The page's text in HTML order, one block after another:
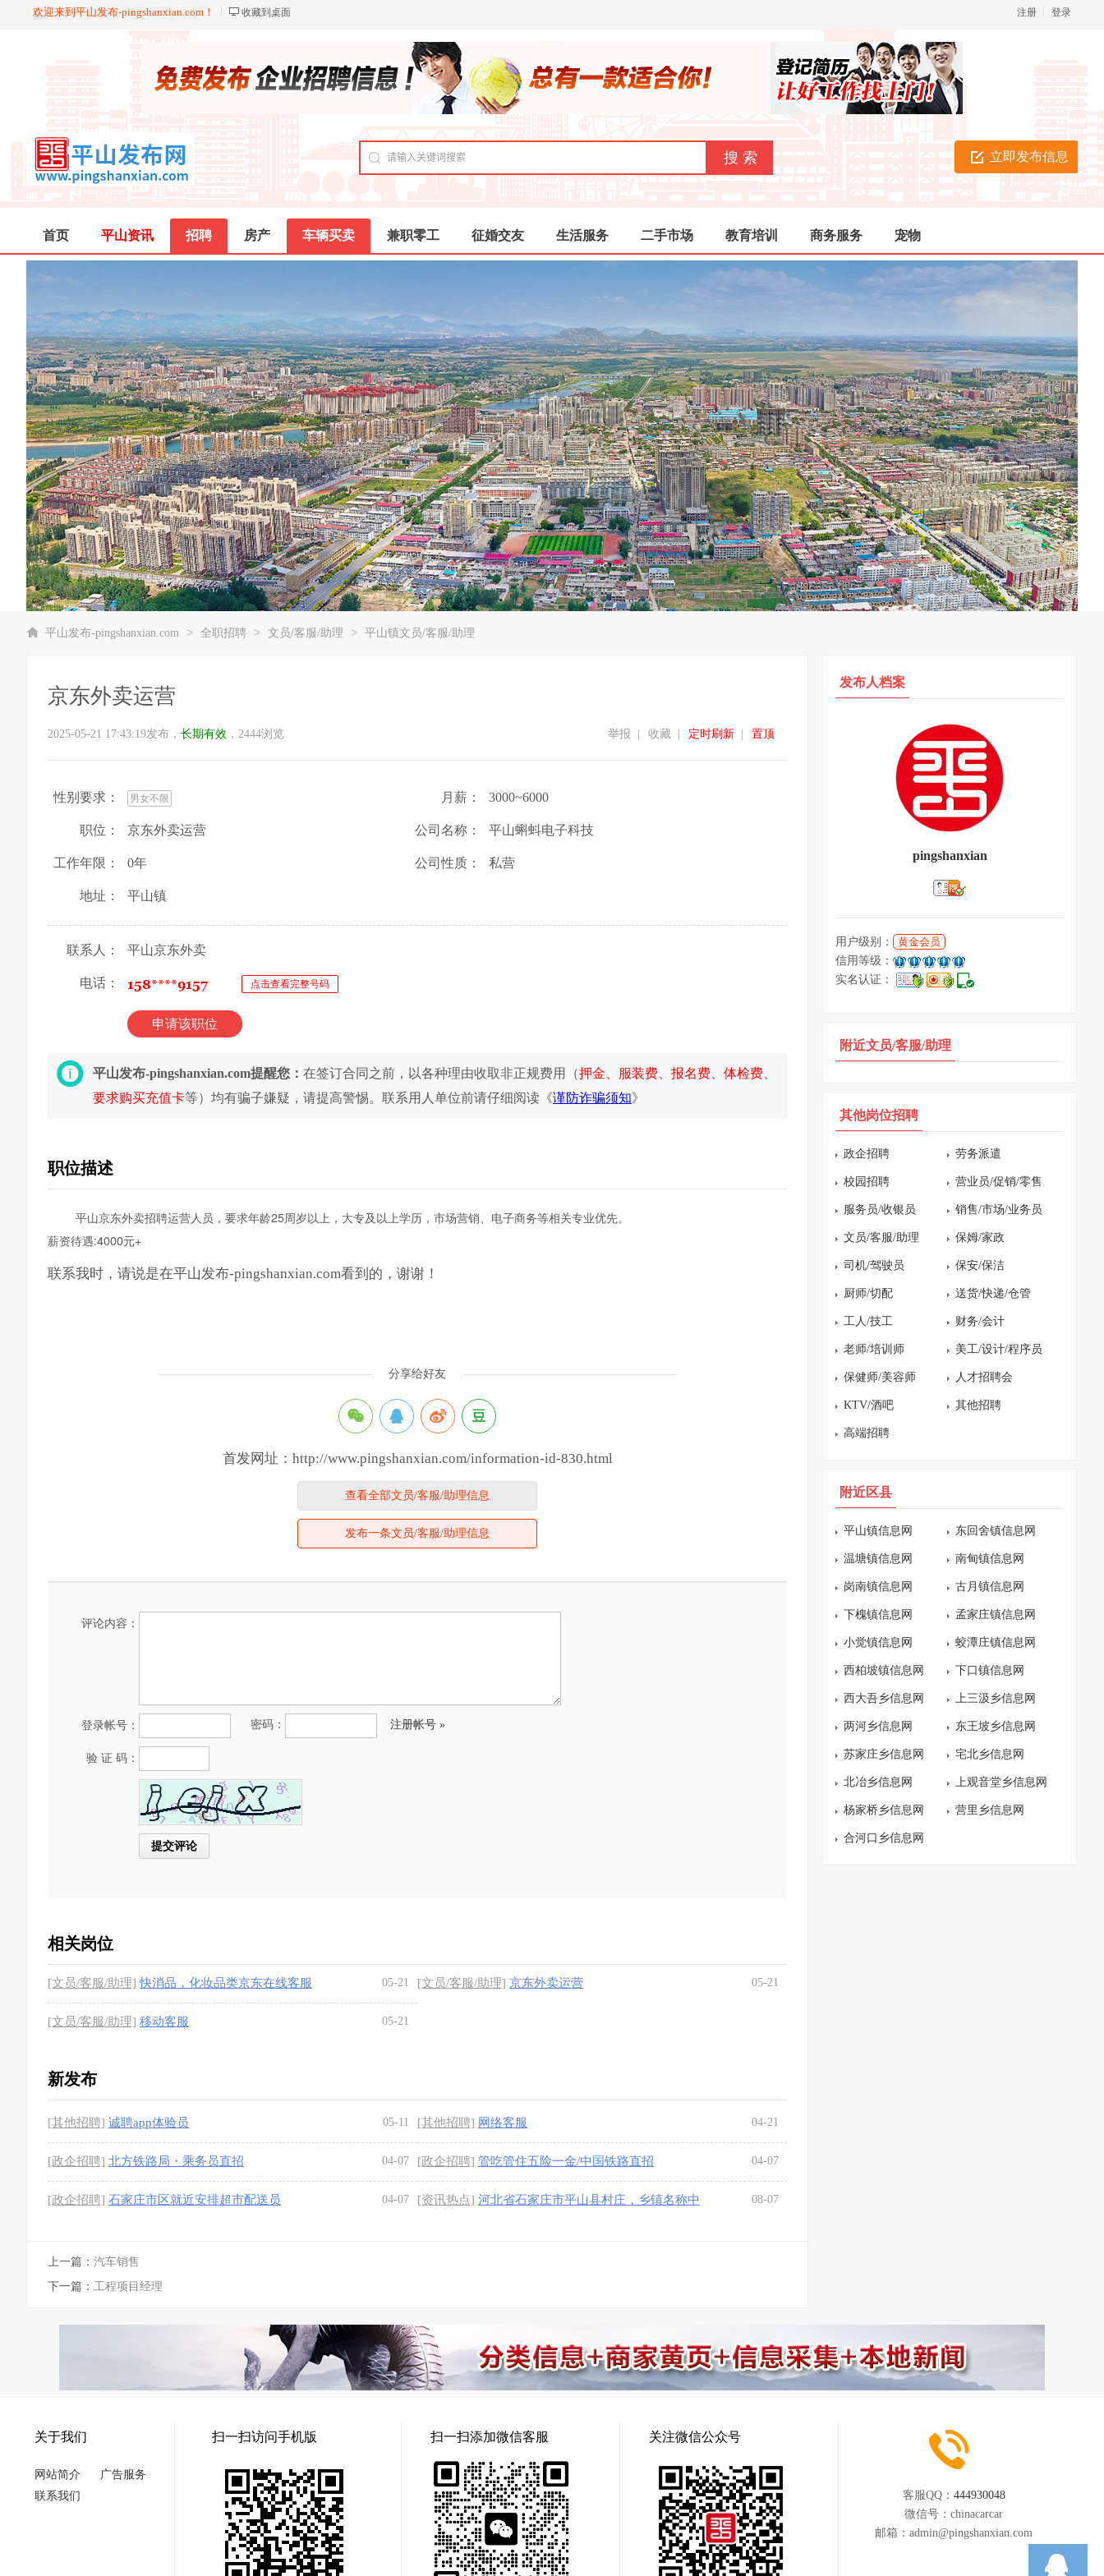
欢迎来到平山发布-pingshanxian.com！ 收藏到桌面 登录
注册
立即发布信息
首页 平山资讯 招聘 房产 车辆买卖 兼职零工 征婚交友 生活服务 二手市场 教育培训 商务服务 宠物
平山发布-pingshanxian.com > 全职招聘 > 文员/客服/助理 > 平山镇文员/客服/助理
京东外卖运营
2025-05-21 17:43:19发布， 长期有效 ，2444浏览 置顶
定时刷新
收藏
举报
性别要求： 男女不限 月薪： 3000~6000
职位： 京东外卖运营 公司名称： 平山蝌蚪电子科技
工作年限： 0年 公司性质： 私营
地址： 平山镇
联系人： 平山京东外卖
电话： 点击查看完整号码
申请该职位
平山发布-pingshanxian.com提醒您： 在签订合同之前，以各种理由收取非正规费用（押金、服装费、报名费、体检费、
要求购买充值卡等）均有骗子嫌疑，请提高警惕。联系用人单位前请仔细阅读《谨防诈骗须知》
职位描述
平山京东外卖招聘运营人员，要求年龄25周岁以上，大专及以上学历，市场营销、电子商务等相关专业优先。
薪资待遇:4000元+
联系我时，请说是在平山发布-pingshanxian.com看到的，谢谢！
分享给好友
首发网址：http://www.pingshanxian.com/information-id-830.html
查看全部文员/客服/助理信息
发布一条文员/客服/助理信息
评论内容：
登录帐号： 密码： 注册帐号 »
验 证 码：
相关岗位
[文员/客服/助理] 快消品，化妆品类京东在线客服 05-21 [文员/客服/助理] 京东外卖运营 05-21
[文员/客服/助理] 移动客服 05-21
新发布
[其他招聘] 诚聘app体验员 05-11 [其他招聘] 网络客服 04-21
[政企招聘] 北方铁路局・乘务员直招 04-07 [政企招聘] 管吃管住五险一金/中国铁路直招 04-07
[政企招聘] 石家庄市区就近安排超市配送员 04-07 [资讯热点] 河北省石家庄市平山县村庄，乡镇名称中
08-07
上一篇： 汽车销售
下一篇： 工程项目经理
发布人档案
pingshanxian
用户级别：
黄金会员
信用等级：
实名认证：
附近文员/客服/助理
其他岗位招聘
政企招聘 劳务派遣
校园招聘 营业员/促销/零售
服务员/收银员 销售/市场/业务员
文员/客服/助理 保姆/家政
司机/驾驶员 保安/保洁
厨师/切配 送货/快递/仓管
工人/技工 财务/会计
老师/培训师 美工/设计/程序员
保健师/美容师 人才招聘会
KTV/酒吧 其他招聘
高端招聘
附近区县
平山镇信息网 东回舍镇信息网
温塘镇信息网 南甸镇信息网
岗南镇信息网 古月镇信息网
下槐镇信息网 孟家庄镇信息网
小觉镇信息网 蛟潭庄镇信息网
西柏坡镇信息网 下口镇信息网
西大吾乡信息网 上三汲乡信息网
两河乡信息网 东王坡乡信息网
苏家庄乡信息网 宅北乡信息网
北冶乡信息网 上观音堂乡信息网
杨家桥乡信息网 营里乡信息网
合河口乡信息网
关于我们
网站简介
广告服务
联系我们
扫一扫访问手机版 扫一扫添加微信客服 关注微信公众号
客服QQ： 444930048
微信号： chinacarcar
邮箱： admin@pingshanxian.com